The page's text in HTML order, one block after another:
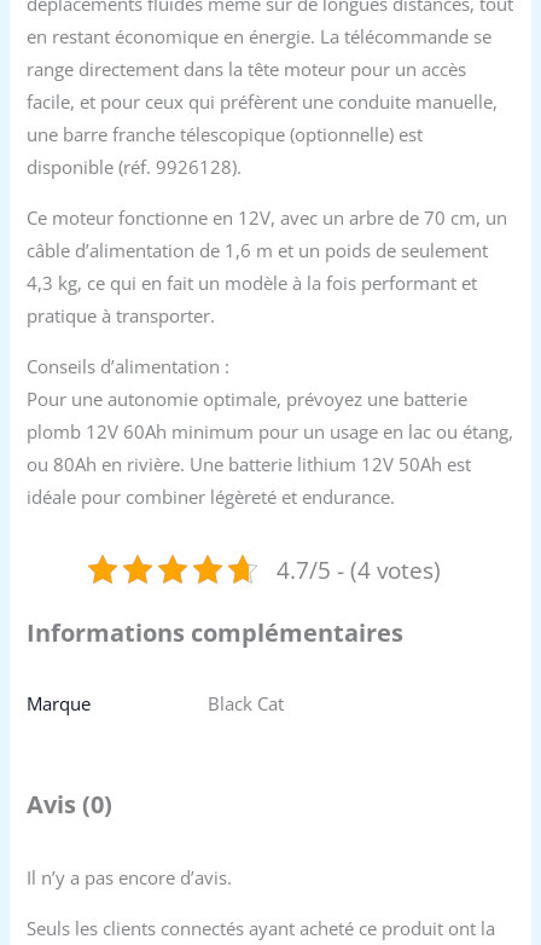
en restant économique en énergie. La télécommande se
range directement dans la tête moteur pour un accès
facile, et pour ceux qui préfèrent une conduite manuelle,
une barre franche télescopique (optionnelle) est
disponible (réf. 9926128).
Ce moteur fonctionne en 12V, avec un arbre de 70 cm, un
câble d’alimentation de 1,6 m et un poids de seulement
4,3 kg, ce qui en fait un modèle à la fois performant et
pratique à transporter.
Conseils d’alimentation :
Pour une autonomie optimale, prévoyez une batterie
plomb 12V 60Ah minimum pour un usage en lac ou étang,
ou 80Ah en rivière. Une batterie lithium 12V 50Ah est
idéale pour combiner légèreté et endurance.
4.7/5 - (4 votes)
Informations complémentaires
Marque Black Cat
Avis (0)
Il n’y a pas encore d’avis.
Seuls les clients connectés ayant acheté ce produit ont la